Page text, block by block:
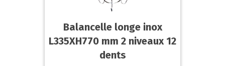
Balancelle longe inox
L335XH770 mm 2 niveaux 12
dents